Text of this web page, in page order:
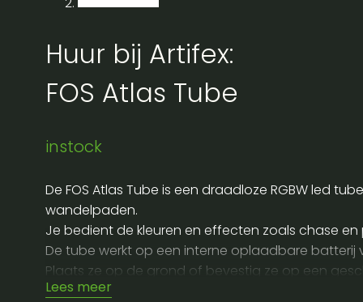
Huur bij Artifex:
FOS Atlas Tube
instock
De FOS Atlas Tube is een draadloze RGBW led
wandelpaden.
Je bedient de kleuren en effecten zoals chase
De tube werkt op een interne oplaadbare batterij
Plaats ze op de grond of bevestig ze op een
Voor transport neem je best een beschermhoes
Lees meer